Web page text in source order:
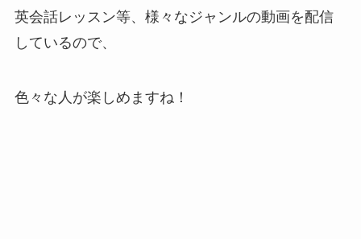
英会話レッスン等、様々なジャンルの動画を配信
しているので、
色々な人が楽しめますね！